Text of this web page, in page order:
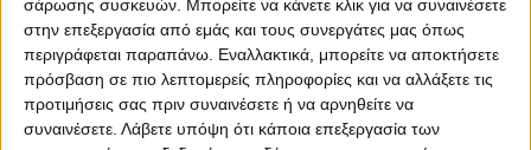
σάρωσης συσκευών. Μπορείτε να κάνετε κλικ για να συναινέσετε
στην επεξεργασία από εμάς και τους συνεργάτες μας όπως
περιγράφεται παραπάνω. Εναλλακτικά, μπορείτε να αποκτήσετε
πρόσβαση σε πιο λεπτομερείς πληροφορίες και να αλλάξετε τις
προτιμήσεις σας πριν συναινέσετε ή να αρνηθείτε να
συναινέσετε. Λάβετε υπόψη ότι κάποια επεξεργασία των